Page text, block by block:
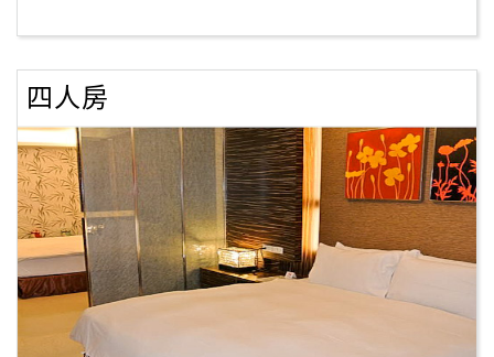
客
服
聯
單
Line
線
上
客
四人房